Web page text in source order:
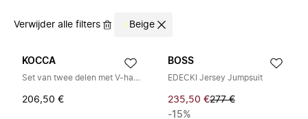
Verwijder alle filters Beige
KOCCA
Set van twee delen met V-hals blouse en wijde broek
206,50 €
BOSS
EDECKI Jersey Jumpsuit
235,50 €277 €
-15%